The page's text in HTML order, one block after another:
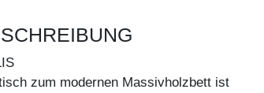
zum modernen Massivholzbett ist